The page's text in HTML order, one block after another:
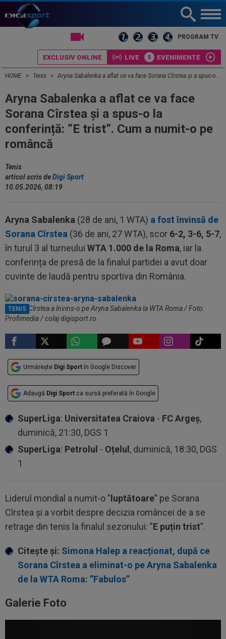
PROGRAM TV
EXCLUSIV ONLINE LIVE EVENIMENTE
HOME Tenis Aryna Sabalenka a aflat ce va face Sorana Cîrstea și a spus-o la conferință: ”E trist”. Cum a numit-o pe româncă
Aryna Sabalenka a aflat ce va face
Sorana Cîrstea și a spus-o la
conferință: ”E trist”. Cum a numit-o pe
româncă
Tenis
articol scris deDigi Sport
10.05.2026, 08:19
Aryna Sabalenka (28 de ani, 1 WTA) a fost învinsă de
Sorana Cîrstea (36 de ani, 27 WTA), scor 6-2, 3-6, 5-7,
în turul 3 al turneului WTA 1.000 de la Roma, iar la
conferința de presă de la finalul partidei a avut doar
cuvinte de laudă pentru sportiva din România.
TENIS
Sorana Cîrstea a învins-o pe Aryna Sabalenka la WTA Roma / Foto:
Profimedia / colaj digisport.ro
Urmărește Digi Sport în Google Discover
Adaugă Digi Sport ca sursă preferată în Google
SuperLiga: Universitatea Craiova - FC Argeș,
duminică, 21:30, DGS 1
SuperLiga: Petrolul - Oțelul , duminică, 18:30, DGS
1
Liderul mondial a numit-o ” luptătoare” pe Sorana
Cîrstea și a vorbit despre decizia româncei de a se
retrage din tenis la finalul sezonului: ”E puțin trist”.
Citește și: Simona Halep a reacționat, după ce
Sorana Cîrstea a eliminat-o pe Aryna Sabalenka
de la WTA Roma: ”Fabulos”
Galerie Foto